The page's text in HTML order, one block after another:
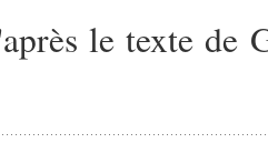
le texte de